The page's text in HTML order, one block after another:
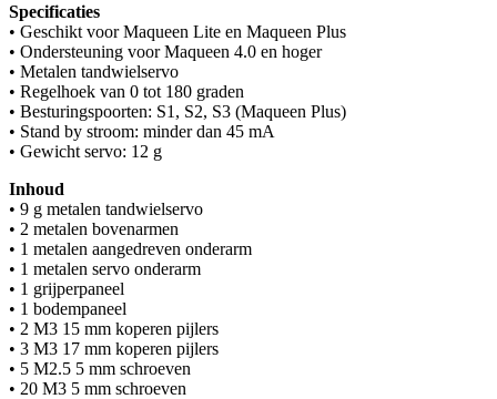
Specificaties
• Geschikt voor Maqueen Lite en Maqueen Plus
• Ondersteuning voor Maqueen 4.0 en hoger
• Metalen tandwielservo
• Regelhoek van 0 tot 180 graden
• Besturingspoorten: S1, S2, S3 (Maqueen Plus)
• Stand by stroom: minder dan 45 mA
• Gewicht servo: 12 g
Inhoud
• 9 g metalen tandwielservo
• 2 metalen bovenarmen
• 1 metalen aangedreven onderarm
• 1 metalen servo onderarm
• 1 grijperpaneel
• 1 bodempaneel
• 2 M3 15 mm koperen pijlers
• 3 M3 17 mm koperen pijlers
• 5 M2.5 5 mm schroeven
• 20 M3 5 mm schroeven